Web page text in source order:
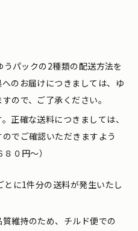
うパックの2種類の配送方法を
のお届けにつきましては、ゆ
ので、ご了承ください。
正確な送料につきましては、
でご確認いただきますよう
０円〜）
に1件分の送料が発生いたし
維持のため、チルド便での